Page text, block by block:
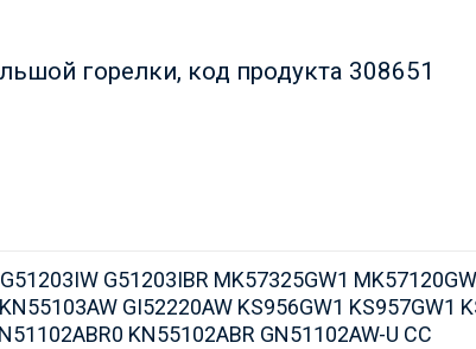
горелки, код продукта 308651
G51203IBR MK57325GW1
GI52220AW KS956GW1
KN55102ABR GN51102AW-U CC